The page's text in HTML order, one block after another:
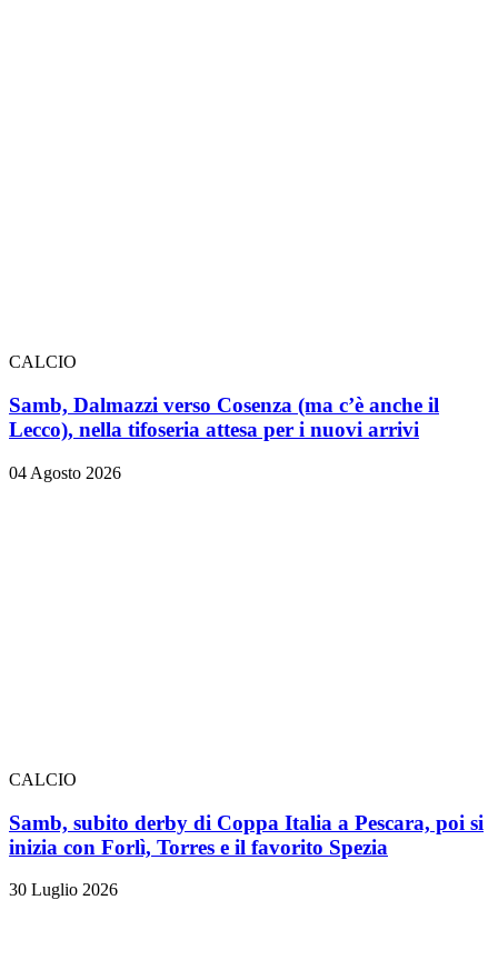
CALCIO
Samb, Dalmazzi verso Cosenza (ma c’è anche il
Lecco), nella tifoseria attesa per i nuovi arrivi
04 Agosto 2026
CALCIO
Samb, subito derby di Coppa Italia a Pescara, poi si
inizia con Forlì, Torres e il favorito Spezia
30 Luglio 2026